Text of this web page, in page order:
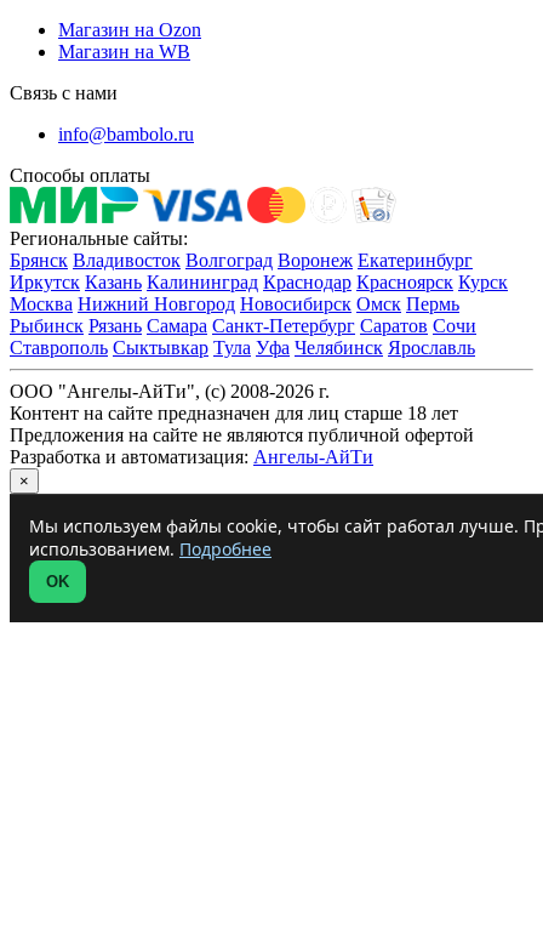
Магазин на Ozon
Магазин на WB
Связь с нами
info@bambolo.ru
Способы оплаты
Региональные сайты:
Брянск Владивосток Волгоград Воронеж Екатеринбург
Иркутск Казань Калининград Краснодар Красноярск Курск
Москва Нижний Новгород Новосибирск Омск Пермь
Рыбинск Рязань Самара Санкт-Петербург Саратов Сочи
Ставрополь Сыктывкар Тула Уфа Челябинск Ярославль
ООО "Ангелы-АйТи", (c) 2008-2026 г.
Контент на сайте предназначен для лиц старше 18 лет
Предложения на сайте не являются публичной офертой
Разработка и автоматизация: Ангелы-АйТи
×
Мы используем файлы cookie, чтобы сайт работал лучше.
использованием. Подробнее
OK